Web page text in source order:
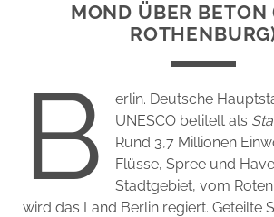
MOND ÜBER BETON
B
erlin. Deutsche
UNESCO betitelt als
Rund 3,7 Millionen
Flüsse, Spree und
Stadtgebiet, vom
wird das Land Berlin regiert. Geteilte